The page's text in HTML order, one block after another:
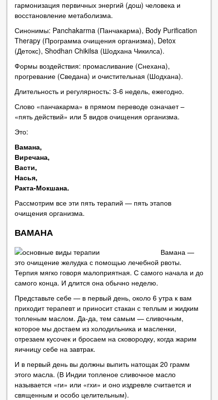
гармонизация первичных энергий (дош) человека и
восстановление метаболизма.
Синонимы: Panchakarma (Панчакарма), Body Purification
Therapy (Программа очищения организма), Detox
(Детокс), Shodhan Chikilsa (Шодхана Чикилса).
Формы воздействия: промасливание (Снехана),
прогревание (Сведана) и очистительная (Шодхана).
Длительность и регулярность: 3-6 недель, ежегодно.
Слово «панчакарма» в прямом переводе означает –
«пять действий» или 5 видов очищения организма.
Это:
Вамана,
Виречана,
Васти,
Насья,
Ракта-Мокшана.
Рассмотрим все эти пять терапий — пять этапов
очищения организма.
ВАМАНА
Вамана —
это очищение желудка с помощью лечебной рвоты.
Терпия мягко говоря малоприятная. С самого начала и до
самого конца. И длится она обычно неделю.
Представьте себе — в первый день, около 6 утра к вам
приходит терапевт и приносит стакан с теплым и жидким
топленым маслом. Да-да, тем самым — сливочным,
которое мы достаем из холодильника и масленки,
отрезаем кусочек и бросаем на сковородку, когда жарим
яичницу себе на завтрак.
И в первый день вы должны выпить натощак 20 грамм
этого масла. (В Индии топленое сливочное масло
называется «ги» или «гхи» и оно издревле считается и
священным и особо целительным).